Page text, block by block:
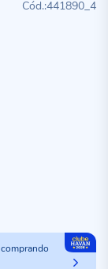
441890_4
comprando